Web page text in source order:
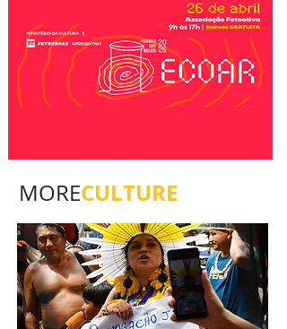
MORECULTURE